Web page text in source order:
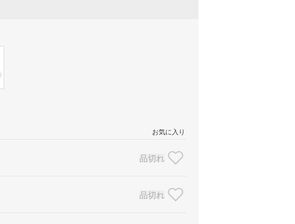
お気に入り
品切れ
品切れ